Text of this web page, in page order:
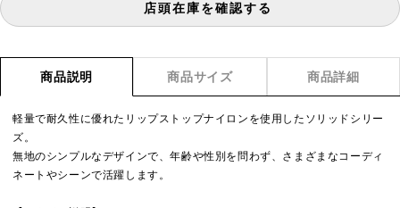
店頭在庫を確認する
商品説明 商品サイズ 商品詳細
軽量で耐久性に優れたリップストップナイロンを使用したソリッドシリー
ズ。
無地のシンプルなデザインで、年齢や性別を問わず、さまざまなコーディ
ネートやシーンで活躍します。